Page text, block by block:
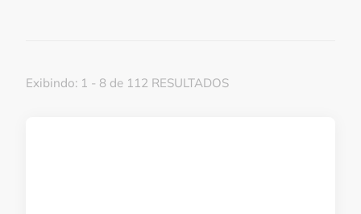
Exibindo: 1 - 8 de 112 RESULTADOS